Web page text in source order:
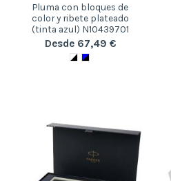
Pluma con bloques de
color y ribete plateado
(tinta azul) N10439701
Desde 67,49 €